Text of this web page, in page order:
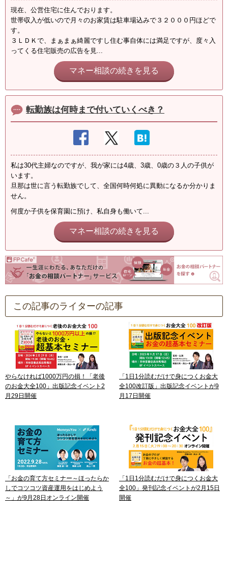
現在、公営住宅に住んでおります。
世帯収入が低いので月々のお家賃は駐車場込みで３２０００円ほどで
す。
３ＬＤＫで、まぁまぁ綺麗ですし住む事自体には満足ですが、度々入
ってくる住宅販売の広告を見...
マネー相談の続きを見る
転勤族は何時まで付いていくべき？
私は30代主婦なのですが、我が家には4歳、3歳、0歳の３人の子供が
います。
旦那は世に言う転勤族でして、全国何時何処に異動になるか分かりま
せん。
何度か子供を保育園に預け、私自身も働いて...
マネー相談の続きを見る
この記事のライターの記事
やらなければ1000万円の損！「老後
のお金大全100」出版記念イベント2
月29日開催
「1日1分読むだけで身につくお金大
全100改訂版」出版記念イベントが9
月17日開催
「お金の育て方セミナー～ほったらか
しでコツコツ資産運用をはじめよう
～」が9月28日オンライン開催
「1日1分読むだけで身につくお金大
全100」発刊記念イベントが2月15日
開催